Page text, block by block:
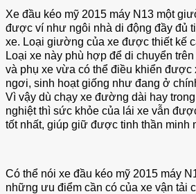
Xe đầu kéo mỹ 2015 máy N13 một
được ví như ngôi nhà di động đầy đủ
xe. Loại giường của xe được thiết kế
Loại xe này phù hợp để di chuyển
và phụ xe vừa có thể điều khiển được
ngơi, sinh hoạt giống như đang ở
Vì vậy dù chạy xe đường dài hay
nghiệt thì sức khỏe của lái xe vẫn
tốt nhất, giúp giữ được tinh thần minh
Có thể nói xe đầu kéo mỹ 2015 máy
những ưu điểm cần có của xe vận tải